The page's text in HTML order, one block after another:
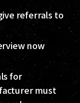
referrals to
now
for
must